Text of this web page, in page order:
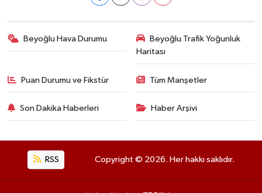
Beyoğlu Hava Durumu
Beyoğlu Trafik Yoğunluk
Haritası
Puan Durumu ve Fikstür Tüm Manşetler
Son Dakika Haberleri Haber Arşivi
RSS Copyright © 2026. Her hakkı saklıdır.